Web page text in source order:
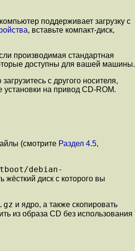
поддерживает загрузку с
, вставьте компакт-диск,
производимая стандартная
доступны для вашей машины.
с другого носителя,
на привод CD-ROM.
(смотрите Раздел 4.5,
debian-
жёсткий диск с которого вы
и ядро, а также скопировать
из образа CD без использования